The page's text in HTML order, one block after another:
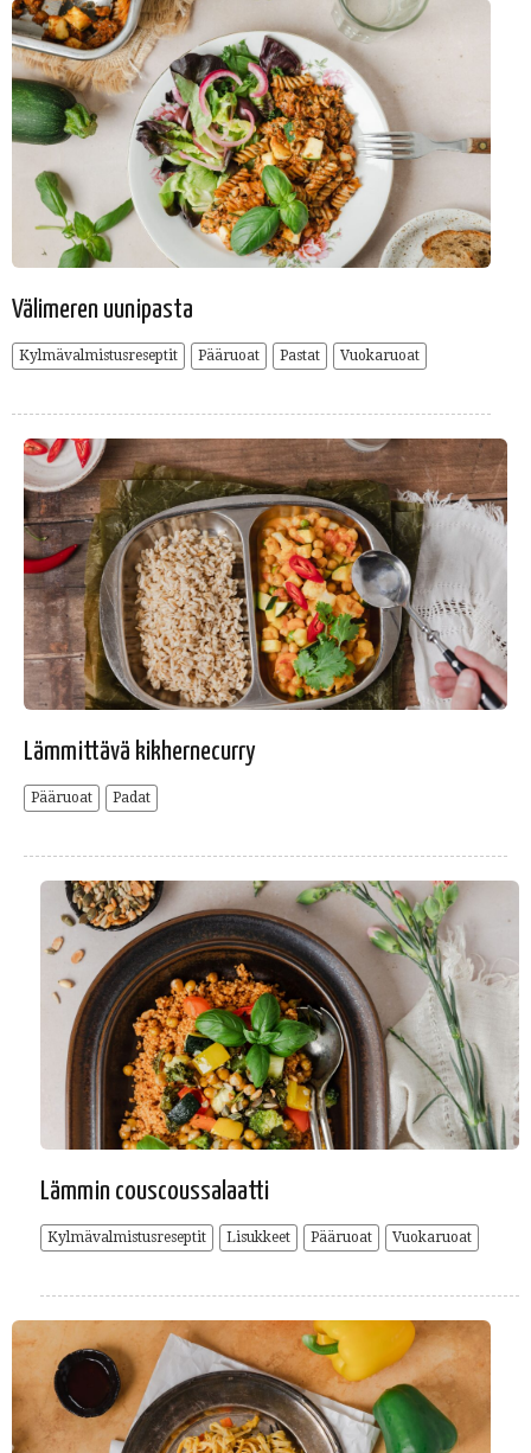
Välimeren uunipasta
Kylmävalmistusreseptit Pääruoat Pastat Vuokaruoat
Lämmittävä kikhernecurry
Pääruoat Padat
Lämmin couscoussalaatti
Kylmävalmistusreseptit Lisukkeet Pääruoat Vuokaruoat